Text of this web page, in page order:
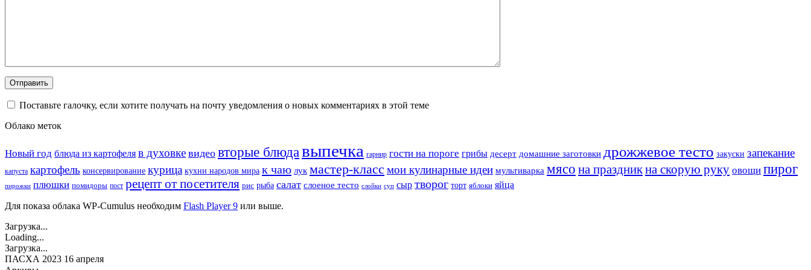
Поставьте галочку, если хотите получать на почту уведомления о новых комментариях в этой теме
Облако меток
Новый год блюда из картофеля в духовке видео вторые блюдавыпечка гарнир гости на пороге грибы десерт домашние заготовки дрожжевое тесто закуски запекание
капуста картофель консервирование курица кухни народов мира к чаю лук мастер-класс мои кулинарные идеи мультиварка мясо на праздникна скорую руку овощи пирог
пирожки плюшки помидоры пост рецепт от посетителя рис рыба салат слоеное тесто слойки суп сыр творог торт яблоки яйца
Для показа облака WP-Cumulus необходим Flash Player 9 или выше.
Загрузка...
Loading...
Загрузка...
ПАСХА 2023 16 апреля